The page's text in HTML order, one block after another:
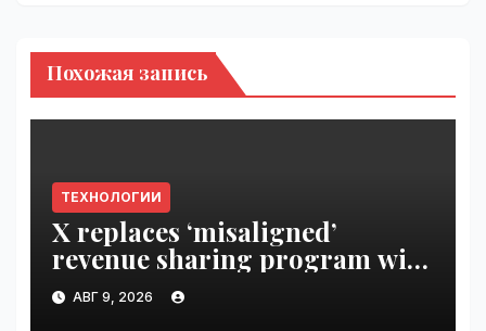
Похожая запись
ТЕХНОЛОГИИ
X replaces ‘misaligned’
revenue sharing program with
Original Content Rewards |
VseTime.ru
АВГ 9, 2026